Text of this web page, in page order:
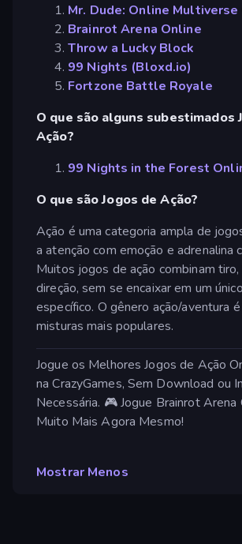
Mr. Dude: Online
Brainrot Arena Online
Throw a Lucky Block
99 Nights (Bloxd.io)
Fortzone Battle Royale
O que são alguns subestimados
Ação?
99 Nights in the Forest
O que são Jogos de Ação?
Ação é uma categoria ampla de
a atenção com emoção e adrenalina
Muitos jogos de ação combinam
direção, sem se encaixar em um
específico. O gênero ação/aventura
misturas mais populares.
Jogue os Melhores Jogos de Ação
na CrazyGames, Sem Download ou
Necessária. 🎮 Jogue Brainrot Arena
Muito Mais Agora Mesmo!
Mostrar Menos